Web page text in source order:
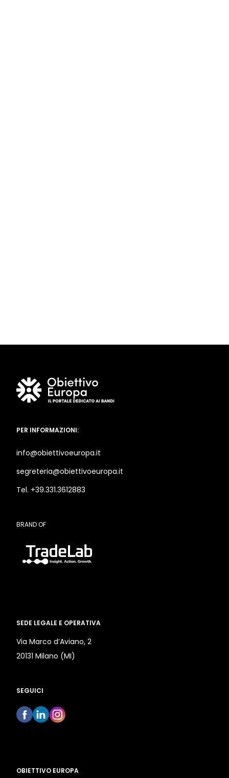
PER INFORMAZIONI:
info@obiettivoeuropa.it
segreteria@obiettivoeuropa.it
Tel. +39.331.3612883
BRAND OF
SEDE LEGALE E OPERATIVA
Via Marco d’Aviano, 2
20131 Milano (MI)
SEGUICI
OBIETTIVO EUROPA